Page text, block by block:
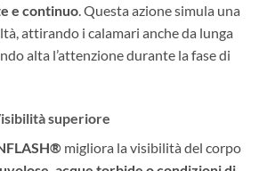
e continuo. Questa azione simula una
attirando i calamari anche da lunga
alta l’attenzione durante la fase di
superiore
migliora la visibilità del corpo